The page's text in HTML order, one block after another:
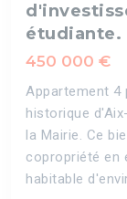
étudiante.
450 000 €
Appartement 4
historique
la Mairie. Ce
copropriété en
habitable